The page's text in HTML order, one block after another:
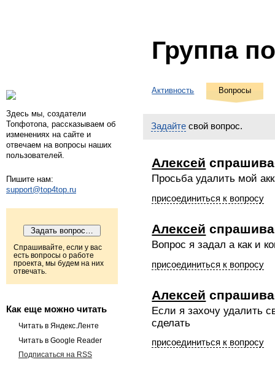
Группа
Здесь мы, создатели
Топфотопа, рассказываем об
изменениях на сайте и
отвечаем на вопросы наших
пользователей.
Пишите нам:
support@top4top.ru
Спрашивайте, если у вас
есть вопросы о работе
проекта, мы будем на них
отвечать.
Как еще можно читать
Читать в Яндекс.Ленте
Читать в Google Reader
Подписаться на RSS
Активность Вопросы
Задайте свой вопрос.
Алексей
Просьба удалить мой
присоединиться к вопросу
Алексей
Вопрос я задал а как и
присоединиться к вопросу
Алексей
Если я захочу удалить
сделать
присоединиться к вопросу